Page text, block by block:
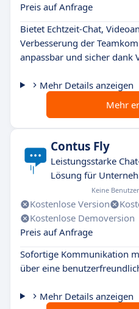
Preis auf Anfrage
Bietet Echtzeit-Chat,
Verbesserung der
anpassbar und sicher dank
Mehr Details anzeigen
Mehr
Contus Fly
Leistungsstarke
Lösung für
Keine
Kostenlose Version
Kostenlose Demoversion
Preis auf Anfrage
Sofortige Kommunikation
über eine
Mehr Details anzeigen